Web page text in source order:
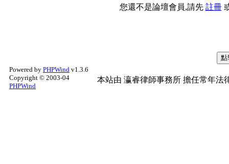
您還不是論壇會員,請先 註冊
Powered by PHPWind v1.3.6
Copyright © 2003-04
PHPWind
本站由 瀛睿律師事務所 擔任常年法